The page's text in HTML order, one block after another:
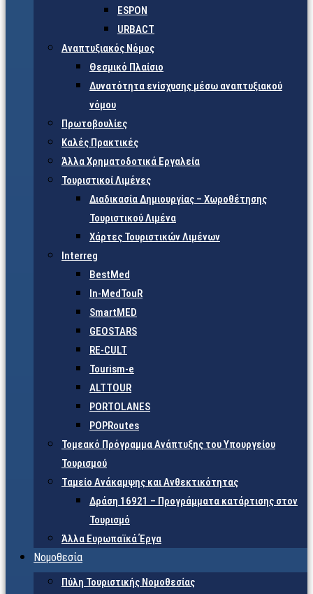
ESPON
URBACT
Αναπτυξιακός Νόμος
Θεσμικό Πλαίσιο
Δυνατότητα ενίσχυσης μέσω αναπτυξιακού
νόμου
Πρωτοβουλίες
Καλές Πρακτικές
Άλλα Χρηματοδοτικά Εργαλεία
Τουριστικοί Λιμένες
Διαδικασία Δημιουργίας – Χωροθέτησης
Τουριστικού Λιμένα
Χάρτες Τουριστικών Λιμένων
Interreg
BestMed
In-MedTouR
SmartMED
GEOSTARS
RE-CULT
Tourism-e
ALTTOUR
PORTOLANES
POPRoutes
Τομεακό Πρόγραμμα Ανάπτυξης του Υπουργείου
Τουρισμού
Ταμείο Ανάκαμψης και Ανθεκτικότητας
Δράση 16921 – Προγράμματα κατάρτισης στον
Τουρισμό
Άλλα Ευρωπαϊκά Έργα
Νομοθεσία
Πύλη Τουριστικής Νομοθεσίας